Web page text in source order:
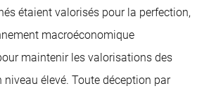
étaient valorisés pour la perfection,
macroéconomique
maintenir les valorisations des
élevé. Toute déception par